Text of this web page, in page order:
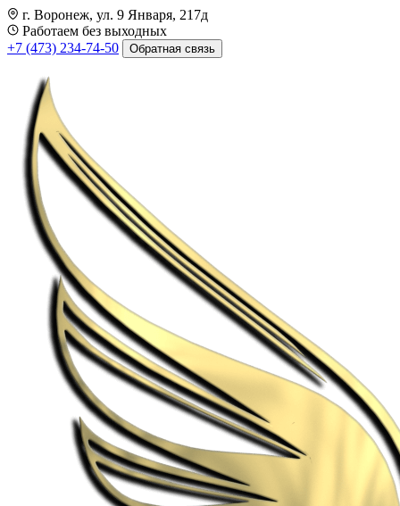
г. Воронеж, ул. 9 Января, 217д
Работаем без выходных
+7 (473) 234-74-50
Обратная связь